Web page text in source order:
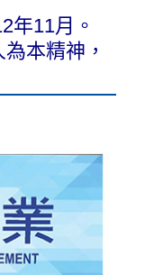
年11月。
本精神，